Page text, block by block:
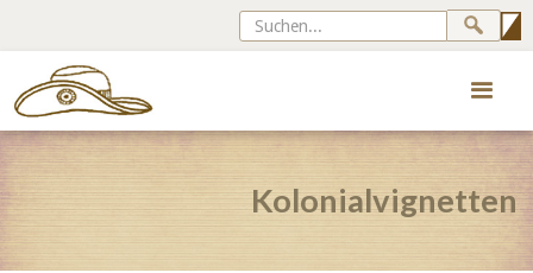
Kolonialvignetten